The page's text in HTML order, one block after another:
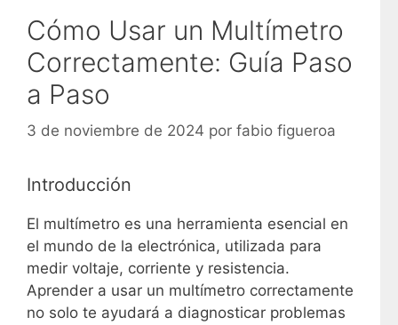
Cómo Usar un Multímetro
Correctamente: Guía Paso
a Paso
3 de noviembre de 2024 por fabio figueroa
Introducción
El multímetro es una herramienta esencial en
el mundo de la electrónica, utilizada para
medir voltaje, corriente y resistencia.
Aprender a usar un multímetro correctamente
no solo te ayudará a diagnosticar problemas